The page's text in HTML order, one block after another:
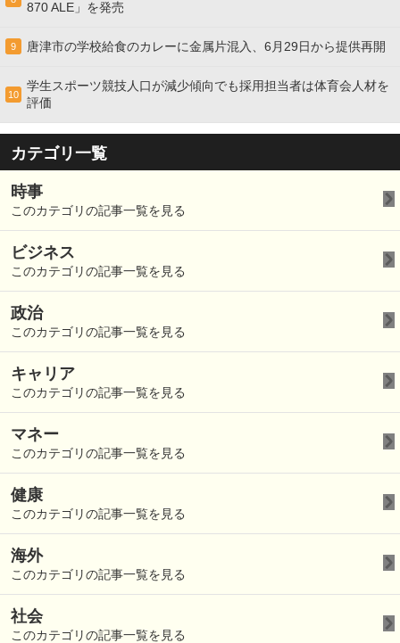
870 ALE」を発売
9 唐津市の学校給食のカレーに金属片混入、6月29日から提供再開
10
学生スポーツ競技人口が減少傾向でも採用担当者は体育会人材を
評価
カテゴリ一覧
時事
このカテゴリの記事一覧を見る
ビジネス
このカテゴリの記事一覧を見る
政治
このカテゴリの記事一覧を見る
キャリア
このカテゴリの記事一覧を見る
マネー
このカテゴリの記事一覧を見る
健康
このカテゴリの記事一覧を見る
海外
このカテゴリの記事一覧を見る
社会
このカテゴリの記事一覧を見る